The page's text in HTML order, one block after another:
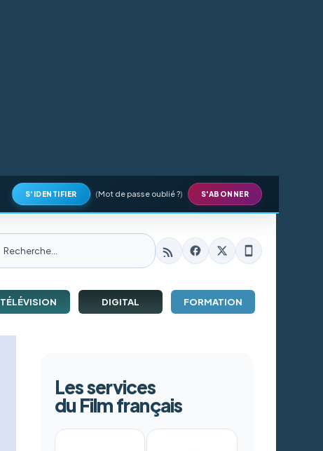
S'IDENTIFIER (Mot de passe oublié ?) S'ABONNER
TÉLÉVISION DIGITAL FORMATION
Les services
du Film français